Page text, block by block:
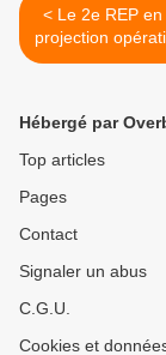
< Le 2e REP en phase de
projection
Sahel
Hébergé par
Top articles
Pages
Contact
Signaler un abus
C.G.U.
Cookies et